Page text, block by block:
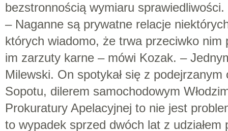
bezstronnością wymiaru sprawiedliwości.
– Naganne są prywatne relacje
których wiadomo, że trwa przeciwko nim
im zarzuty karne – mówi Kozak. –
Milewski. On spotykał się z
Sopotu, dilerem samochodowym
Prokuratury Apelacyjnej to nie jest
to wypadek sprzed dwóch lat z udziałem